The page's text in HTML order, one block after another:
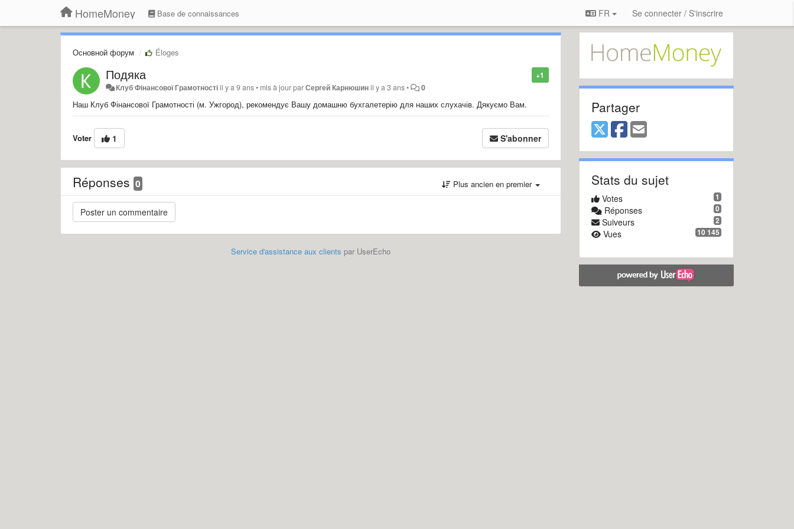
HomeMoney Base de connaissances FR Se connecter / S'inscrire
Основной форум Éloges
+1
Подяка
Клуб Фінансової Грамотностіil y a 9 ans• mis à jour parСергей Карнюшинil y a 3 ans• 0
Наш Клуб Фінансової Грамотності (м. Ужгород), рекомендує Вашу домашню бухгалетерію для наших слухачів. Дякуємо Вам.
Voter 1 S'abonner
Réponses 0 Plus ancien en premier
Service d'assistance aux clients par UserEcho
Partager
Stats du sujet
1
Votes
0
Réponses
2
Suiveurs
10 145
Vues